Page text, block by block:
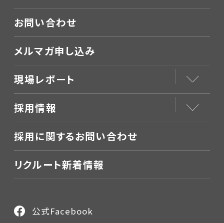
お問い合わせ
メルマガ申し込み
現場レポート
採用情報
採用に関するお問い合わせ
リクルート新着情報
公式Facebook